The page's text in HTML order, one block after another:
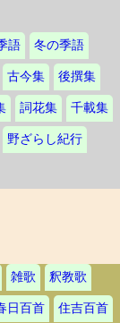
語 冬の季語
古今集 後撰集
詞花集 千載集
野ざらし紀行
雑歌 釈教歌
日百首 住吉百首